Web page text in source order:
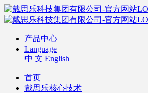
产品中心
Language
中 文 English
首页
戴思乐核心技术